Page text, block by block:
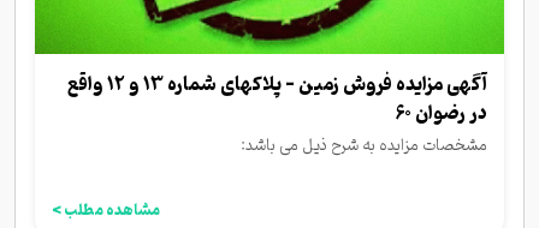
آگهی مزایده فروش زمین - پلاکهای شماره 13 و 12 واقع
در رضوان 60
مشخصات مزایده به شرح ذیل می باشد:
مشاهده مطلب >